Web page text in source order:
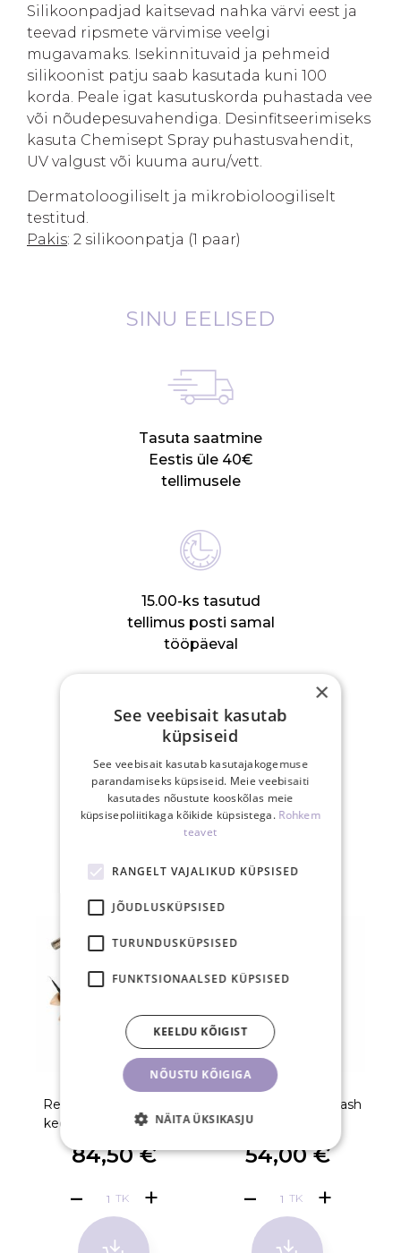
Silikoonpadjad kaitsevad nahka värvi eest ja
teevad ripsmete värvimise veelgi
mugavamaks. Isekinnituvaid ja pehmeid
silikoonist patju saab kasutada kuni 100
korda. Peale igat kasutuskorda puhastada vee
või nõudepesuvahendiga. Desinfitseerimiseks
kasuta Chemisept Spray puhastusvahendit,
UV valgust või kuuma auru/vett.
Dermatoloogiliselt ja mikrobioloogiliselt
testitud.
Pakis: 2 silikoonpatja (1 paar)
SINU EELISED
Tasuta saatmine
Eestis üle 40€
tellimusele
15.00-ks tasutud
tellimus posti samal
tööpäeval
30-päevane
tagastusõigus
SEOTUD TOOTED
RefectoCil Eyelash Lift
keemilise koolutamise
84,50 €
TK
RefectoCil Brow & Lash
54,00 €
TK
×
See veebisait kasutab
küpsiseid
See veebisait kasutab kasutajakogemuse
parandamiseks küpsiseid. Meie veebisaiti
kasutades nõustute kooskõlas meie
küpsisepoliitikaga kõikide küpsistega. Rohkem
teavet
RANGELT VAJALIKUD KÜPSISED
JÕUDLUSKÜPSISED
TURUNDUSKÜPSISED
FUNKTSIONAALSED KÜPSISED
NÕUSTU KÕIGIGA
KEELDU KÕIGIST
NÄITA ÜKSIKASJU